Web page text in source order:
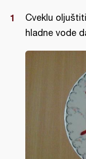
Cveklu
hladne vode